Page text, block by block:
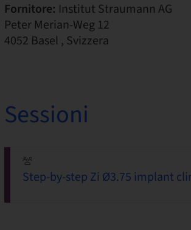
Fornitore: Institut Straumann AG
Peter Merian-Weg 12
4052 Basel , Svizzera
Sessioni
Step-by-step Zi Ø3.75 implant